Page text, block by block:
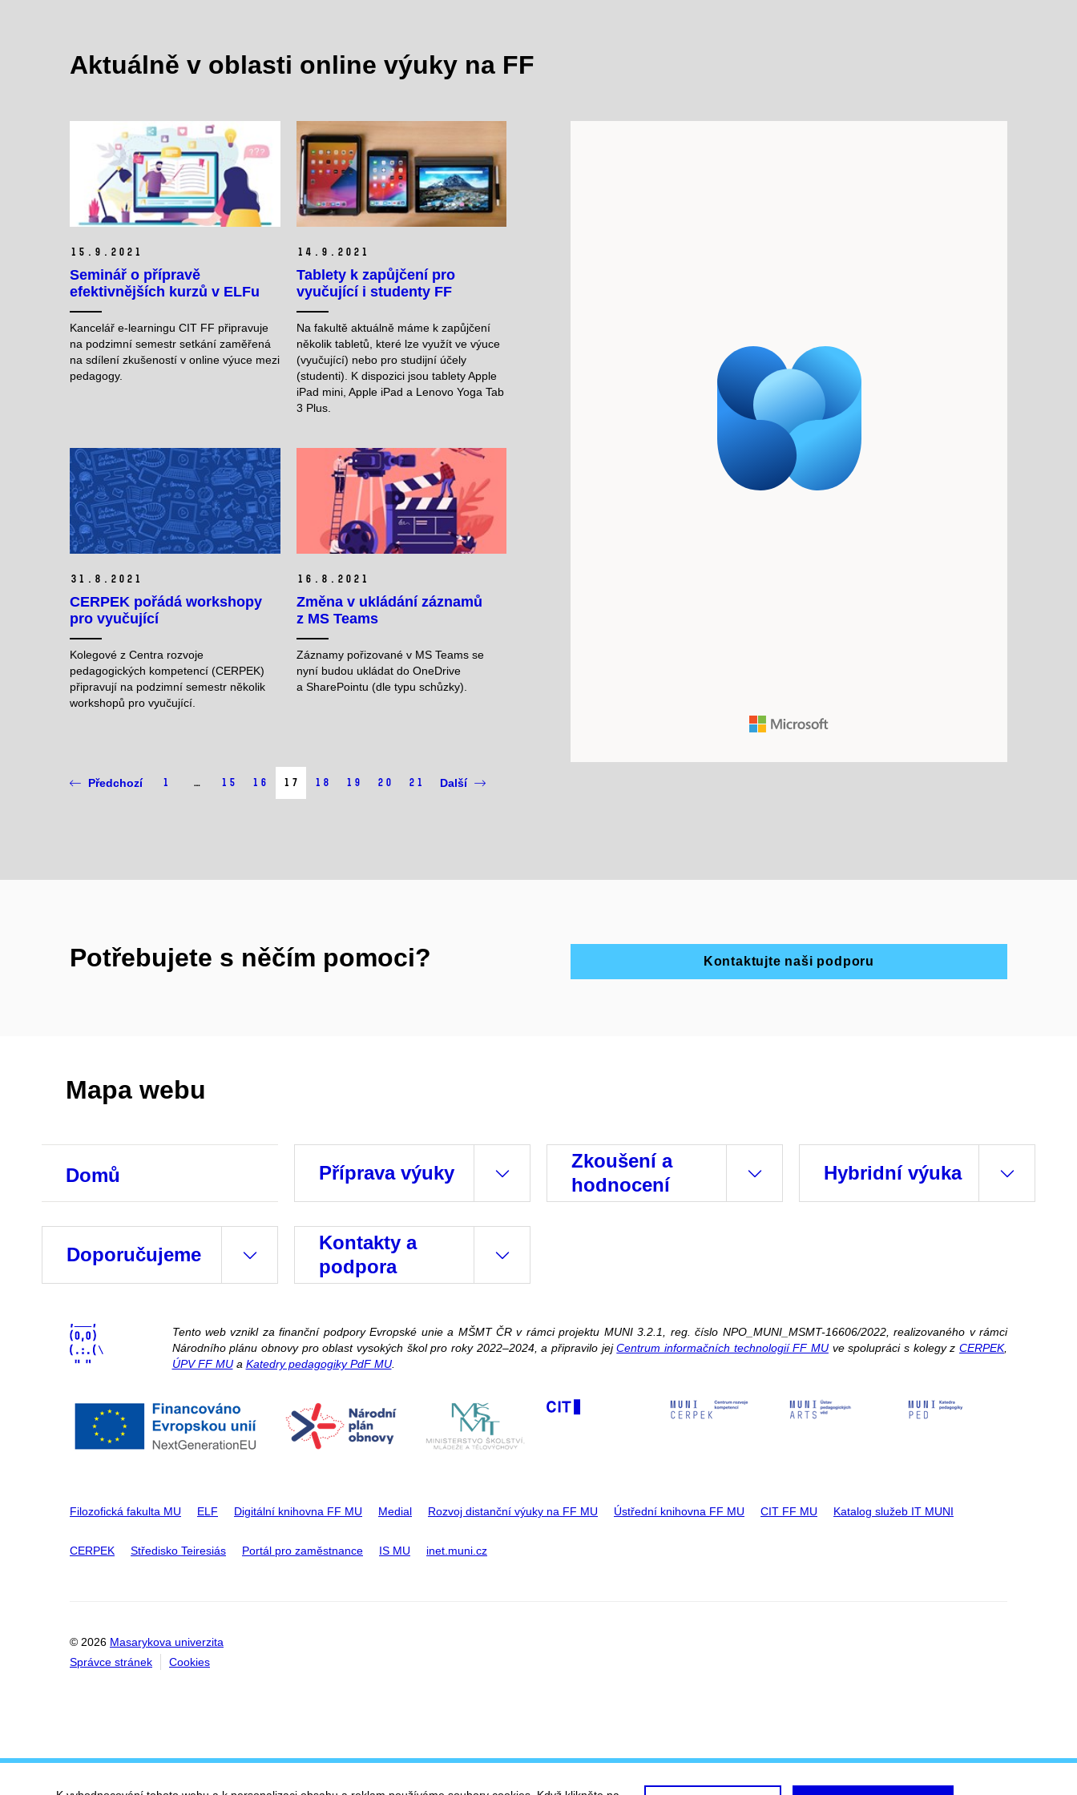
Aktuálně v oblasti online výuky na FF
15. 9. 2021
Seminář o přípravě
efektivnějších kurzů v ELFu
Kancelář e-learningu CIT FF připravuje
na podzimní semestr setkání zaměřená
na sdílení zkušeností v online výuce mezi
pedagogy.
14. 9. 2021
Tablety k zapůjčení pro
vyučující i studenty FF
Na fakultě aktuálně máme k zapůjčení
několik tabletů, které lze využít ve výuce
(vyučující) nebo pro studijní účely
(studenti). K dispozici jsou tablety Apple
iPad mini, Apple iPad a Lenovo Yoga Tab
3 Plus.
31. 8. 2021
CERPEK pořádá workshopy
pro vyučující
Kolegové z Centra rozvoje
pedagogických kompetencí (CERPEK)
připravují na podzimní semestr několik
workshopů pro vyučující.
16. 8. 2021
Změna v ukládání záznamů
z MS Teams
Záznamy pořizované v MS Teams se
nyní budou ukládat do OneDrive
a SharePointu (dle typu schůzky).
Předchozí 1 … 15 16 17 18 19 20 21 Další
Potřebujete s něčím pomoci? Kontaktujte naši podporu
Mapa webu
Domů
Doporučujeme
Příprava výuky
Kontakty a
podpora
Zkoušení a
hodnocení
Hybridní výuka
Tento web vznikl za finanční podpory Evropské unie a MŠMT ČR v rámci projektu MUNI 3.2.1, reg. číslo NPO_MUNI_MSMT-16606/2022, realizovaného v rámci
Národního plánu obnovy pro oblast vysokých škol pro roky 2022–2024, a připravilo jejCentrum informačních technologií FF MUve spolupráci s kolegy zCERPEK,
ÚPV FF MUa Katedry pedagogiky PdF MU.
Filozofická fakulta MU ELF Digitální knihovna FF MU Medial Rozvoj distanční výuky na FF MU Ústřední knihovna FF MU CIT FF MU Katalog služeb IT MUNI
CERPEK Středisko Teiresiás Portál pro zaměstnance IS MU inet.muni.cz
© 2026 Masarykova univerzita
Správce stránek
Cookies